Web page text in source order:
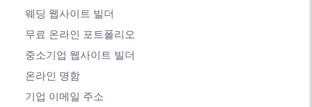
웨딩 웹사이트 빌더
무료 온라인 포트폴리오
중소기업 웹사이트 빌더
온라인 명함
기업 이메일 주소